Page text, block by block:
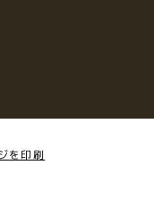
を印刷